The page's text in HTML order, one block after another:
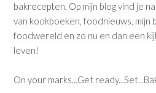
bakrecepten. Op mijn blog vind je
van kookboeken, foodnieuws, mijn
foodwereld en zo nu en dan een
leven!
On your marks...Get